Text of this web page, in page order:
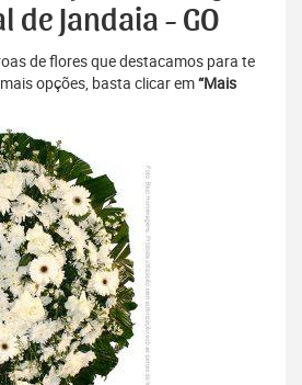
de Jandaia - GO
de flores que destacamos para te
opções, basta clicar em“Mais